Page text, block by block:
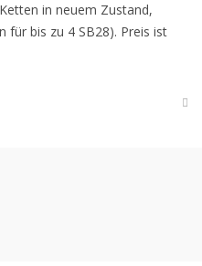
in neuem Zustand,
für bis zu 4 SB28). Preis ist